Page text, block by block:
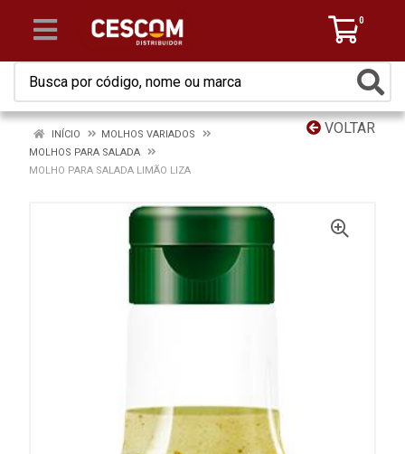
0
VOLTAR
INÍCIO
MOLHOS VARIADOS
MOLHOS PARA SALADA
MOLHO PARA SALADA LIMÃO LIZA